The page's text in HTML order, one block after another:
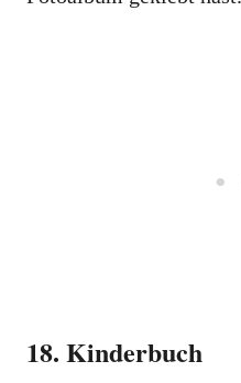
18. Kinderbuch